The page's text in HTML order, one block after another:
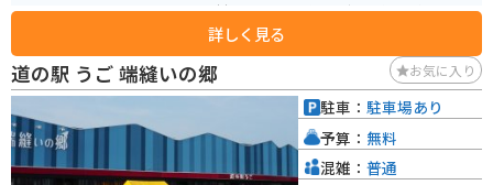
また、レストランでは、地元の食材をふんだんに使った郷土料理を楽しむこ
用のスペースがあります。周辺には、田園風景が広がる快適なツーリングコ
ースがあり、バイクでの観光にもおすすめです。 道の駅 かみおかは、秋田県
の名産品や雄大な自然に触れることができるスポットです。
詳しく見る
道の駅 うご 端縫いの郷 お気に入り
駐車： 駐車場あり
予算： 無料
混雑： 普通